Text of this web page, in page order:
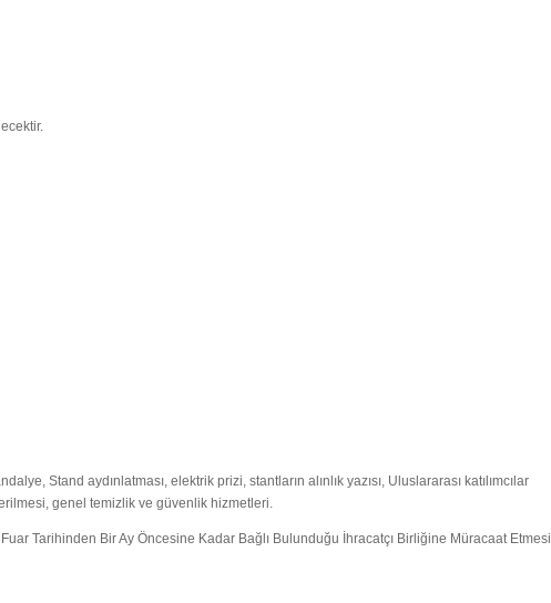
Stand aydınlatması, elektrik prizi, stantların alınlık yazısı, Uluslararası katılımcılar
genel temizlik ve güvenlik hizmetleri.
Fuar Tarihinden Bir Ay Öncesine Kadar Bağlı Bulunduğu İhracatçı Birliğine Müracaat Etmesi